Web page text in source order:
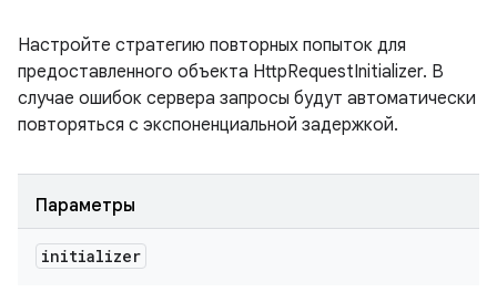
Настройте стратегию повторных попыток для
предоставленного объекта HttpRequestInitializer. В
случае ошибок сервера запросы будут автоматически
повторяться с экспоненциальной задержкой.
Параметры
initializer